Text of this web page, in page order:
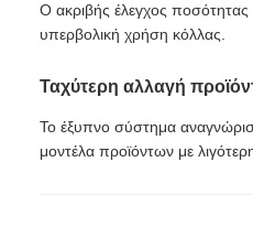
Ο ακριβής έλεγχος ποσότητας
υπερβολική χρήση κόλλας.
Ταχύτερη αλλαγή
Το έξυπνο σύστημα
μοντέλα προϊόντων με